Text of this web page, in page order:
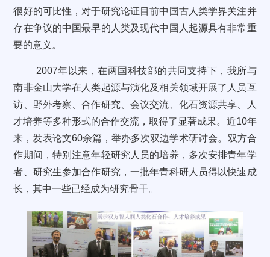
很好的可比性，对于研究论证目前中国古人类学界关注并
存在争议的中国最早的人类及现代中国人起源具有非常重
要的意义。
2007年以来，在两国科技部的共同支持下，我所与
南非金山大学在人类起源与演化及相关领域开展了 人员互
访、野外考察、合作研究、会议交流、化石资源共享、人
才培养等多种形式的合作交流，取得了显著成果。 近10年
来，发表论文60余篇 ，举办多次双边学术研讨会。 双方合
作期间，特别注意年轻研究人员的培养，多次安排青年学
者、研究生参加合作研究，一批年青科研人员得以快速成
长，其中一些已经成为研究骨干。